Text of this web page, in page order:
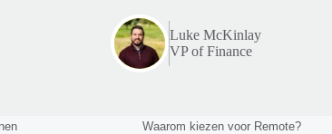
Luke McKinlay
VP of Finance
Waarom kiezen voor Remote?